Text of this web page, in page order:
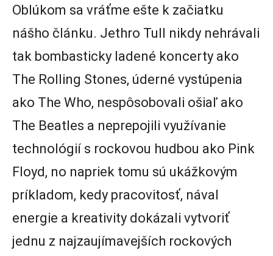
Oblúkom sa vráťme ešte k začiatku
nášho článku. Jethro Tull nikdy nehrávali
tak bombasticky ladené koncerty ako
The Rolling Stones, úderné vystúpenia
ako The Who, nespôsobovali ošiaľ ako
The Beatles a neprepojili využívanie
technológií s rockovou hudbou ako Pink
Floyd, no napriek tomu sú ukážkovým
príkladom, kedy pracovitosť, nával
energie a kreativity dokázali vytvoriť
jednu z najzaujímavejších rockových